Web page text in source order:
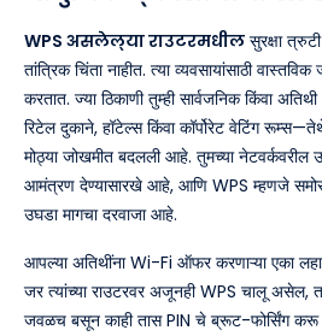
WPS असलेल्या राउटरमधील सुरक्षा
तांत्रिक चिंता नाहीत. त्या व्यवसायांसाठी वास्तविक
करतात. ज्या ठिकाणी तुम्ही सार्वजनिक किंवा
रिटेल दुकाने, हॉटेल्स किंवा कॉर्पोरेट वेटिंग
मोठ्या जोखमीत बदलली आहे. तुमच्या नेटवर्कवरील
आमंत्रण देण्यासारखे आहे, आणि WPS म्हणजे
उघडा मागचा दरवाजा आहे.
आपल्या अतिथींना Wi-Fi ऑफर करणाऱ्या एका
जर त्यांच्या राउटरवर अजूनही WPS चालू असेल,
जवळच बसून काही तास PIN चे ब्रूट-फोर्सिंग